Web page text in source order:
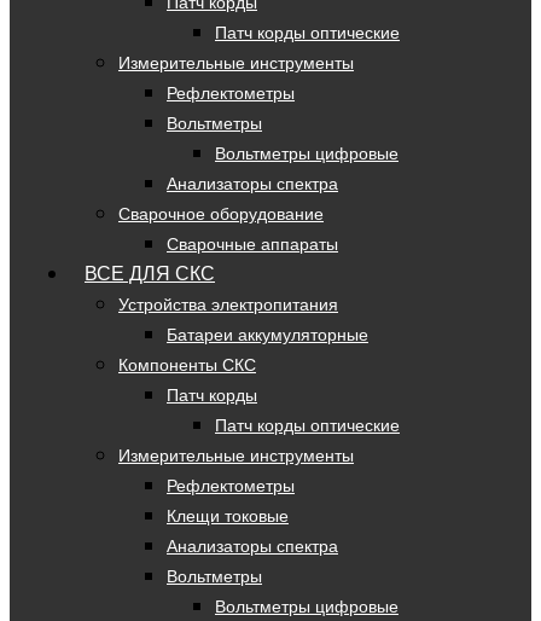
Патч корды оптические
Измерительные инструменты
Рефлектометры
Вольтметры
Вольтметры цифровые
Анализаторы спектра
Сварочное оборудование
Сварочные аппараты
ВСЕ ДЛЯ СКС
Устройства электропитания
Батареи аккумуляторные
Компоненты СКС
Патч корды
Патч корды оптические
Измерительные инструменты
Рефлектометры
Клещи токовые
Анализаторы спектра
Вольтметры
Вольтметры цифровые